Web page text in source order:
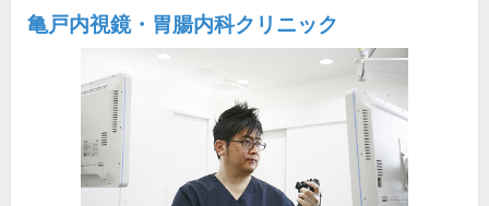
亀戸内視鏡・胃腸内科クリニック